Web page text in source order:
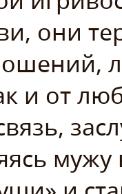
они
и от
мужу